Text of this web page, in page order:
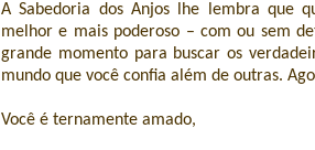
A Sabedoria dos Anjos lhe lembra que
melhor e mais poderoso – com ou sem
grande momento para buscar os
mundo que você confia além de outras.
Você é ternamente amado,